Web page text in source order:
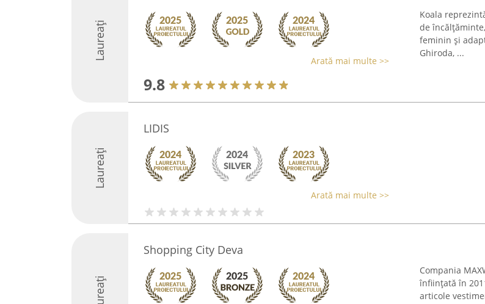
Laureați Arată mai multe >>
9.8
Koala
de
feminin și
Ghiroda, ...
Laureați
LIDIS
Arată mai multe >>
Shopping City Deva
Compania
înființată în
articole